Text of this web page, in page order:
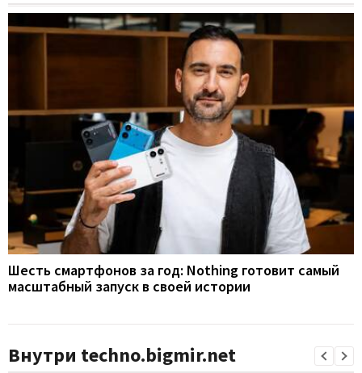
Шесть смартфонов за год: Nothing готовит самый
масштабный запуск в своей истории
Внутри techno.bigmir.net